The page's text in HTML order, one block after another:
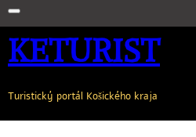
KETURIST
Turistický portál Košického kraja